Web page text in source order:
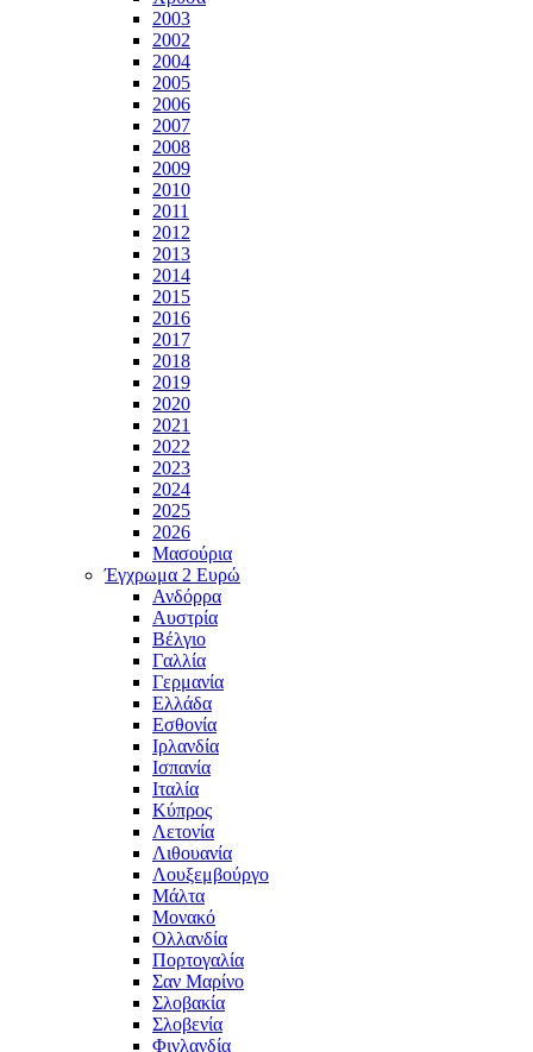
2003
2002
2004
2005
2006
2007
2008
2009
2010
2011
2012
2013
2014
2015
2016
2017
2018
2019
2020
2021
2022
2023
2024
2025
2026
Μασούρια
Έγχρωμα 2 Ευρώ
Ανδόρρα
Αυστρία
Βέλγιο
Γαλλία
Γερμανία
Ελλάδα
Εσθονία
Ιρλανδία
Ισπανία
Ιταλία
Κύπρος
Λετονία
Λιθουανία
Λουξεμβούργο
Μάλτα
Μονακό
Ολλανδία
Πορτογαλία
Σαν Μαρίνο
Σλοβακία
Σλοβενία
Φινλανδία